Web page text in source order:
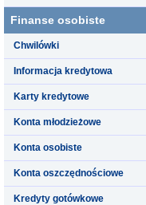
Finanse osobiste
Chwilówki
Informacja kredytowa
Karty kredytowe
Konta młodzieżowe
Konta osobiste
Konta oszczędnościowe
Kredyty gotówkowe